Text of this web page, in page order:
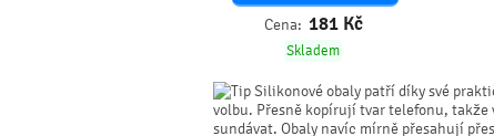
Cena: 181 Kč
Skladem
Silikonové obaly patří díky své
volbu. Přesně kopírují tvar telefonu,
sundávat. Obaly navíc mírně přesahují